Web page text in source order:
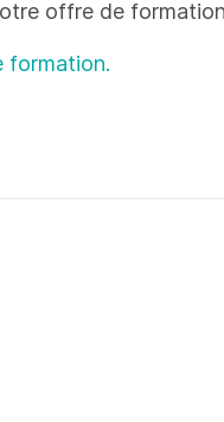
offre de
formation.